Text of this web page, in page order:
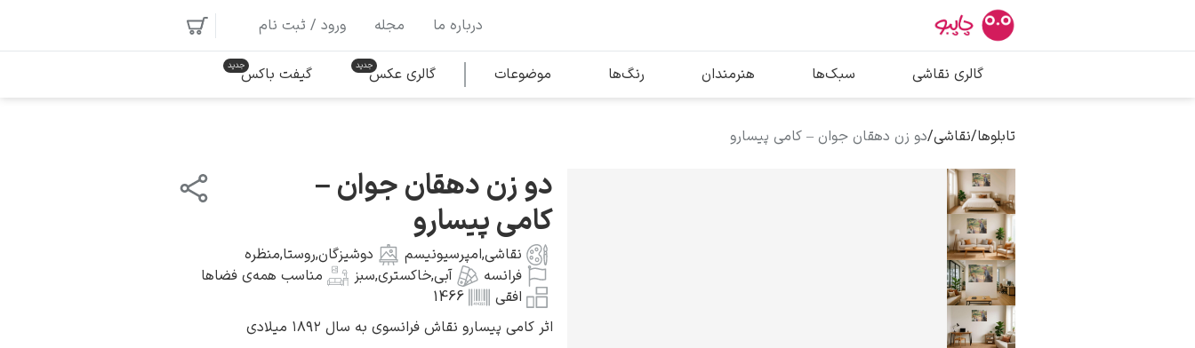
بیشترین جستجوها
پیکاسو
سالوادور دالی
محبوب‌ترین هنرمندان
درباره ما مجله ورود / ثبت نام
گالری نقاشی سبک‌ها هنرمندان رنگ‌ها موضوعات گالری عکس گیفت باکس
تابلوها/نقاشی/دو زن دهقان جوان – کامی پیسارو
دو زن دهقان جوان –
کامی پیسارو
نقاشی,امپرسیونیسم دوشیزگان,روستا,منظره
فرانسه
آبی,خاکستری,سبز
مناسب همه‌ی فضاها
افقی
1466
اثر کامی پیسارو نقاش فرانسوی به سال ۱۸۹۲ میلادی